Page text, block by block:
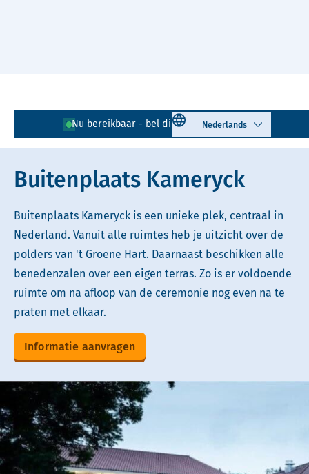
Nu bereikbaar - bel direct! 085 - 401 81 23
Select language
Lees voor Uitleg woorden
Simpele tekst
Buitenplaats Kameryck
Buitenplaats Kameryck is een unieke plek, centraal in
Nederland. Vanuit alle ruimtes heb je uitzicht over de
polders van 't Groene Hart. Daarnaast beschikken alle
benedenzalen over een eigen terras. Zo is er voldoende
ruimte om na afloop van de ceremonie nog even na te
praten met elkaar.
Informatie aanvragen